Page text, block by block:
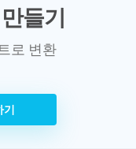
들기
로 변환
기